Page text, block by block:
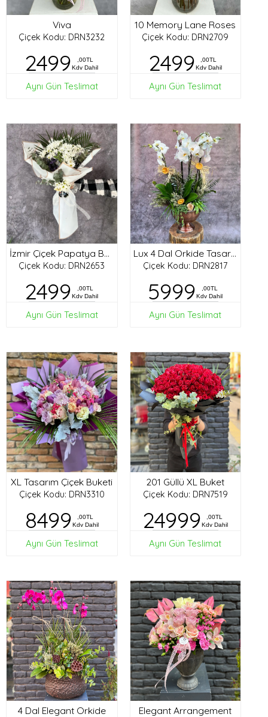
Viva
Çiçek Kodu: DRN3232
2499
,00TL
Kdv Dahil
Aynı Gün Teslimat
10 Memory Lane Roses
Çiçek Kodu: DRN2709
2499
,00TL
Kdv Dahil
Aynı Gün Teslimat
İzmir Çiçek Papatya Buketi
Çiçek Kodu: DRN2653
2499
,00TL
Kdv Dahil
Aynı Gün Teslimat
Lux 4 Dal Orkide Tasarım
Çiçek Kodu: DRN2817
5999
,00TL
Kdv Dahil
Aynı Gün Teslimat
XL Tasarım Çiçek Buketi
Çiçek Kodu: DRN3310
8499
,00TL
Kdv Dahil
Aynı Gün Teslimat
201 Güllü XL Buket
Çiçek Kodu: DRN7519
24999
,00TL
Kdv Dahil
Aynı Gün Teslimat
4 Dal Elegant Orkide Elegant Arrangement